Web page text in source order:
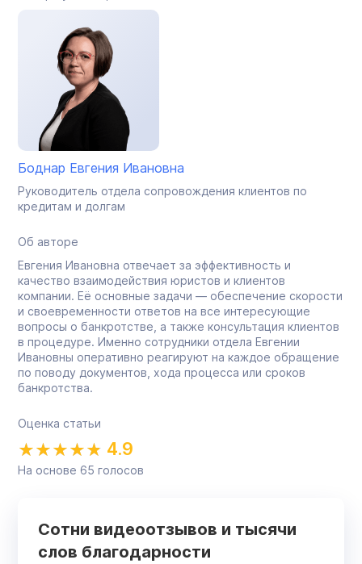
Боднар Евгения Ивановна
Руководитель отдела сопровождения клиентов по
кредитам и долгам
Об авторе
Евгения Ивановна отвечает за эффективность и
качество взаимодействия юристов и клиентов
компании. Её основные задачи — обеспечение скорости
и своевременности ответов на все интересующие
вопросы о банкротстве, а также консультация клиентов
в процедуре. Именно сотрудники отдела Евгении
Ивановны оперативно реагируют на каждое обращение
по поводу документов, хода процесса или сроков
банкротства.
Оценка статьи
4.9
На основе 65 голосов
Сотни видеоотзывов и тысячи
слов благодарности